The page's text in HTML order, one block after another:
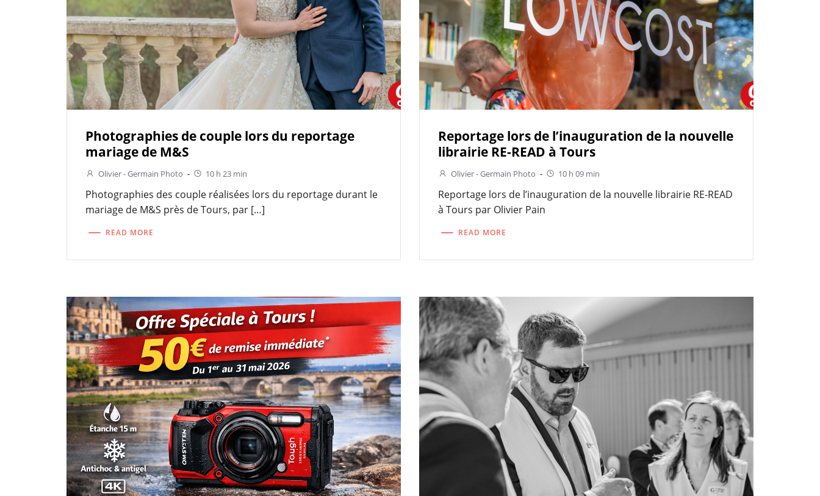
Photographies de couple lors du reportage
mariage de M&S
Olivier - Germain Photo - 10 h 23 min
Photographies des couple réalisées lors du reportage durant le
mariage de M&S près de Tours, par […]
READ MORE
Reportage lors de l’inauguration de la nouvelle
librairie RE-READ à Tours
Olivier - Germain Photo - 10 h 09 min
Reportage lors de l’inauguration de la nouvelle librairie RE-READ
à Tours par Olivier Pain
READ MORE